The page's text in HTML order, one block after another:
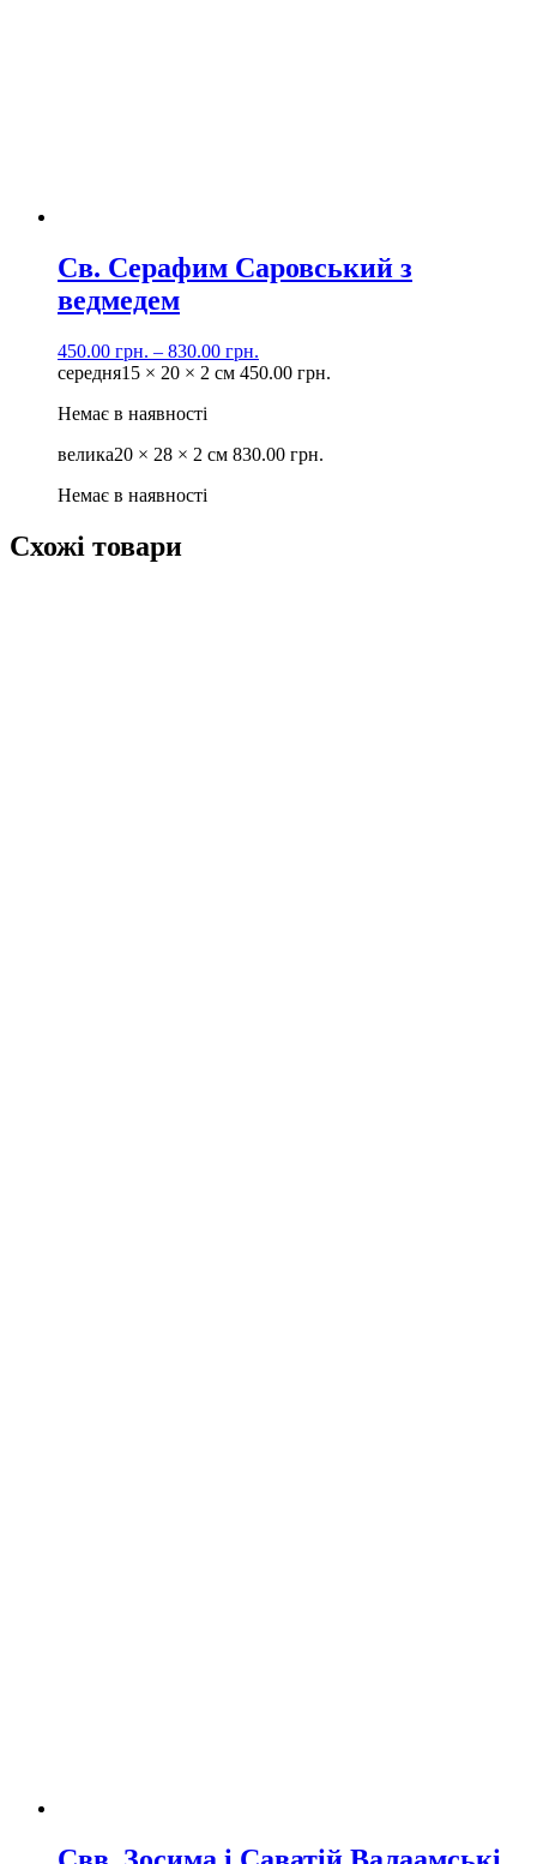
Св. Серафим Саровський з
ведмедем
450.00 грн. – 830.00 грн.
середня15 × 20 × 2 см 450.00 грн.
Немає в наявності
велика20 × 28 × 2 см 830.00 грн.
Немає в наявності
Схожі товари